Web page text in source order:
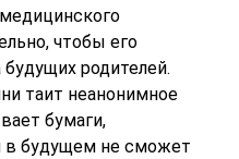
чтобы его
родителей.
таит неанонимное
бумаги,
в будущем не сможет